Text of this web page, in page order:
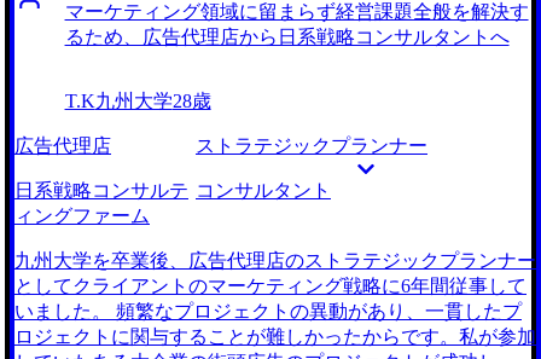
マーケティング領域に留まらず経営課題全般を解決す
るため、広告代理店から日系戦略コンサルタントへ
T.K九州大学28歳
広告代理店 ストラテジックプランナー
日系戦略コンサルテ
ィングファーム
コンサルタント
九州大学を卒業後、広告代理店のストラテジックプランナー
としてクライアントのマーケティング戦略に6年間従事して
いました。 頻繁なプロジェクトの異動があり、一貫したプ
ロジェクトに関与することが難しかったからです。私が参加